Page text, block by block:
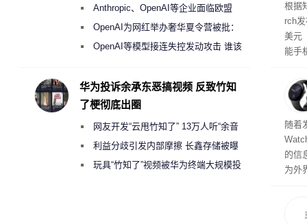
根据
rch
美元
能手
实
峰
对
存
随着
的信
为外
尺
Anthropic、OpenAI等企业面临欧盟
《人工智能法案》全新执法权限审查
OpenAI为网红举办奢华夏令营被批：
2000美元一晚 遭讽“反乌托邦”
OpenAI等模型接连失控发动攻击 谁该
华为投诉余承东恶搞视频 反致竹知
了梗彻底出圈
网友开发“云甩竹知了” 13万人听“余音
绕梁”利益分歧引发内部摩擦 长鑫存储被曝
曾将华为驻场工程师驱逐出研发基地
玩具“竹知了”视频被华为终端大规模投